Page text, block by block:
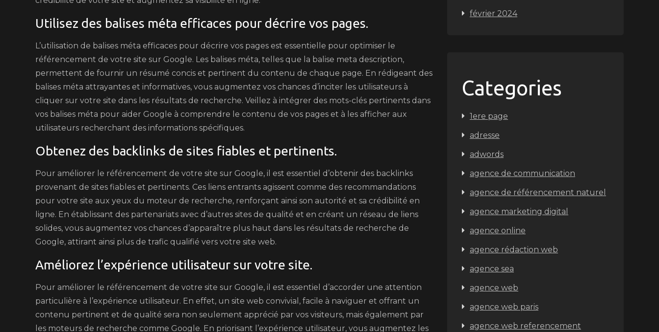
Utilisez des balises méta efficaces pour décrire vos pages.
L’utilisation de balises méta efficaces pour décrire vos pages est essentielle pour optimiser le
référencement de votre site sur Google. Les balises méta, telles que la balise meta description,
permettent de fournir un résumé concis et pertinent du contenu de chaque page. En rédigeant des
balises méta attrayantes et informatives, vous augmentez vos chances d’inciter les utilisateurs à
cliquer sur votre site dans les résultats de recherche. Veillez à intégrer des mots-clés pertinents dans
vos balises méta pour aider Google à comprendre le contenu de vos pages et à les afficher aux
utilisateurs recherchant des informations spécifiques.
Obtenez des backlinks de sites fiables et pertinents.
Pour améliorer le référencement de votre site sur Google, il est essentiel d’obtenir des backlinks
provenant de sites fiables et pertinents. Ces liens entrants agissent comme des recommandations
pour votre site aux yeux du moteur de recherche, renforçant ainsi son autorité et sa crédibilité en
ligne. En établissant des partenariats avec d’autres sites de qualité et en créant un réseau de liens
solides, vous augmentez vos chances d’apparaître plus haut dans les résultats de recherche de
Google, attirant ainsi plus de trafic qualifié vers votre site web.
Améliorez l’expérience utilisateur sur votre site.
Pour améliorer le référencement de votre site sur Google, il est essentiel d’accorder une attention
particulière à l’expérience utilisateur. En effet, un site web convivial, facile à naviguer et offrant un
contenu pertinent et de qualité sera non seulement apprécié par vos visiteurs, mais également par
les moteurs de recherche comme Google. En priorisant l’expérience utilisateur, vous augmentez les
février 2024
Categories
1ere page
adresse
adwords
agence de communication
agence de référencement naturel
agence marketing digital
agence online
agence rédaction web
agence sea
agence web
agence web paris
agence web referencement